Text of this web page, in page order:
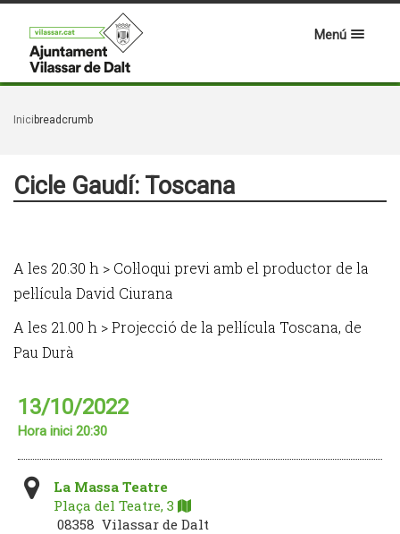
Menú
Inici breadcrumb
Cicle Gaudí: Toscana
A les 20.30 h > Col·loqui previ amb el productor de la
pel·lícula David Ciurana
A les 21.00 h > Projecció de la pel·lícula Toscana, de
Pau Durà
13/10/2022
Hora inici 20:30
La Massa Teatre
Plaça del Teatre, 3
08358 Vilassar de Dalt